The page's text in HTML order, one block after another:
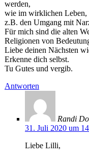
werden,
wie im wirklichen Leben,
z.B. den Umgang mit
Für mich sind die alten
Religionen von
Liebe deinen Nächsten
Erkenne dich selbst.
Tu Gutes und vergib.
Antworten
Randi
31. Juli 2020 um
Liebe Lilli,